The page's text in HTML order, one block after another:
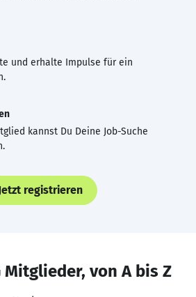
und erhalte Impulse für ein
kannst Du Deine Job-Suche
registrieren
Mitglieder, von A bis Z